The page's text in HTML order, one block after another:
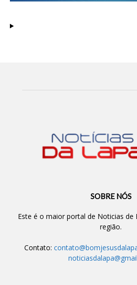
SOBRE NÓS
Este é o maior portal de Noticias de
região.
Contato: